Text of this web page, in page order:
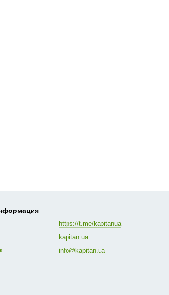
https://t.me/kapitanua
kapitan.ua
info@kapitan.ua